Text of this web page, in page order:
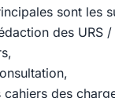
sont les
des URS
cahiers des